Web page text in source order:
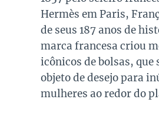
Hermès em Paris,
de seus 187 anos de
marca francesa criou
icônicos de bolsas, que
objeto de desejo para
mulheres ao redor do